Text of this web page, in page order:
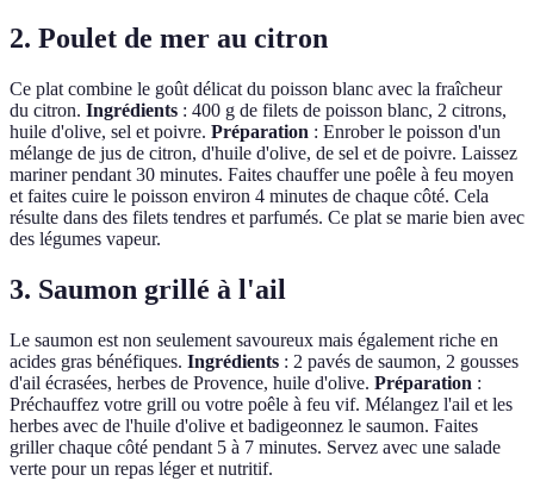
2. Poulet de mer au citron
Ce plat combine le goût délicat du poisson blanc avec la fraîcheur
du citron. Ingrédients : 400 g de filets de poisson blanc, 2 citrons,
huile d'olive, sel et poivre. Préparation : Enrober le poisson d'un
mélange de jus de citron, d'huile d'olive, de sel et de poivre. Laissez
mariner pendant 30 minutes. Faites chauffer une poêle à feu moyen
et faites cuire le poisson environ 4 minutes de chaque côté. Cela
résulte dans des filets tendres et parfumés. Ce plat se marie bien avec
des légumes vapeur.
3. Saumon grillé à l'ail
Le saumon est non seulement savoureux mais également riche en
acides gras bénéfiques. Ingrédients : 2 pavés de saumon, 2 gousses
d'ail écrasées, herbes de Provence, huile d'olive. Préparation :
Préchauffez votre grill ou votre poêle à feu vif. Mélangez l'ail et les
herbes avec de l'huile d'olive et badigeonnez le saumon. Faites
griller chaque côté pendant 5 à 7 minutes. Servez avec une salade
verte pour un repas léger et nutritif.